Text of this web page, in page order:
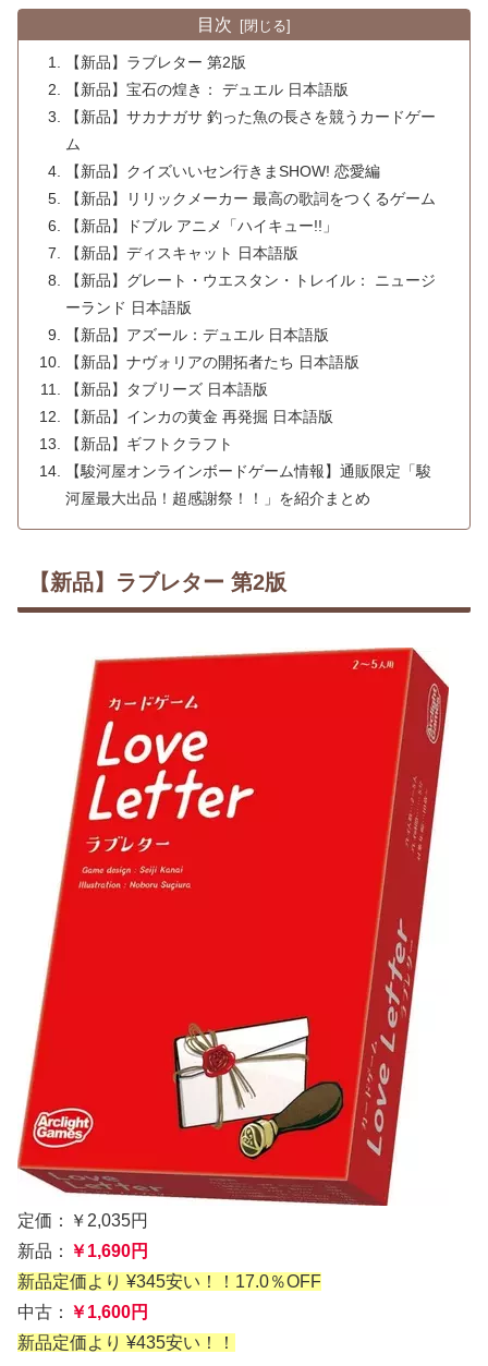
目次
【新品】ラブレター 第2版
【新品】宝石の煌き： デュエル 日本語版
【新品】サカナガサ 釣った魚の長さを競うカードゲー
ム
【新品】クイズいいセン行きまSHOW! 恋愛編
【新品】リリックメーカー 最高の歌詞をつくるゲーム
【新品】ドブル アニメ「ハイキュー!!」
【新品】ディスキャット 日本語版
【新品】グレート・ウエスタン・トレイル： ニュージ
ーランド 日本語版
【新品】アズール：デュエル 日本語版
【新品】ナヴォリアの開拓者たち 日本語版
【新品】タブリーズ 日本語版
【新品】インカの黄金 再発掘 日本語版
【新品】ギフトクラフト
【駿河屋オンラインボードゲーム情報】通販限定「駿
河屋最大出品！超感謝祭！！」を紹介まとめ
【新品】ラブレター 第2版
定価：￥2,035円
新品： ￥1,690円
新品定価より ¥345安い！！17.0％OFF
中古： ￥1,600円
新品定価より ¥435安い！！